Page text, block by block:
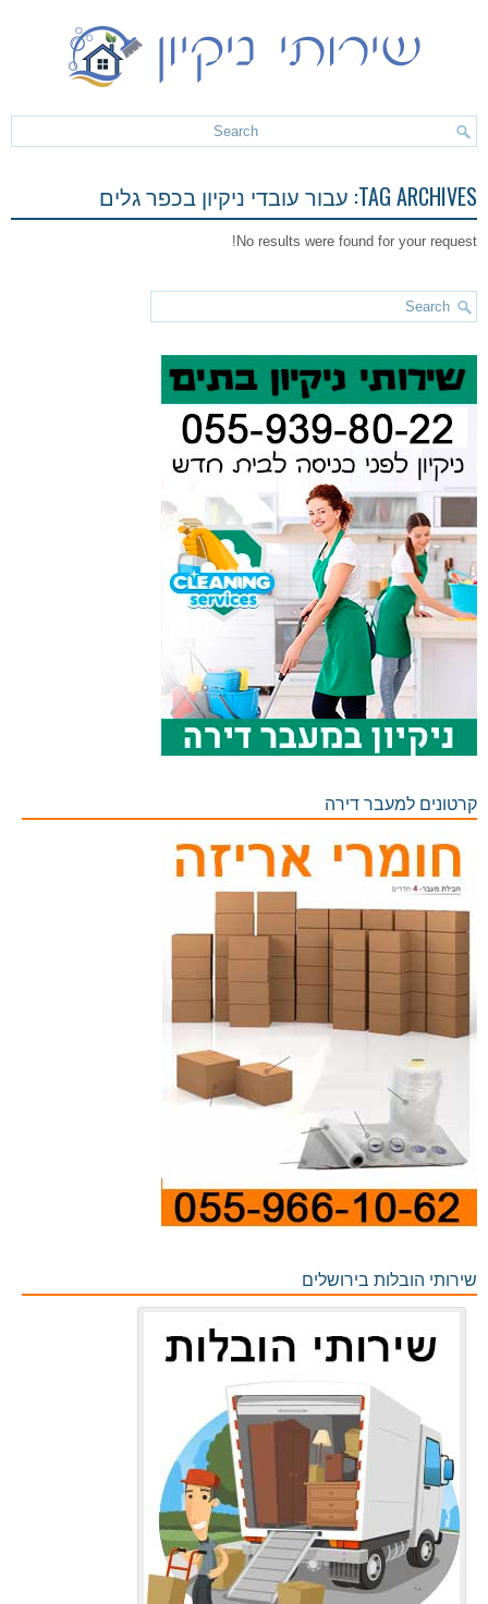
TAG ARCHIVES: עבור עובדי ניקיון בכפר גלים
No results were found for your request!
קרטונים למעבר דירה
שירותי הובלות בירושלים